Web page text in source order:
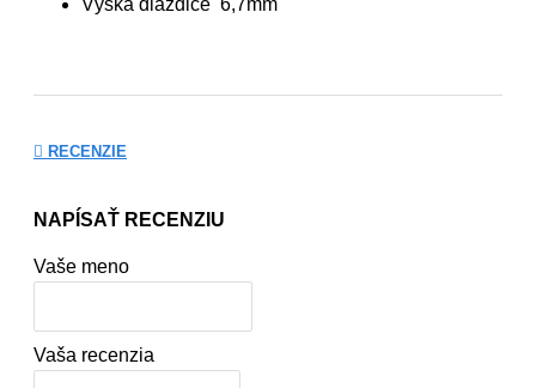
Výška dlaždice 6,7mm
RECENZIE
NAPÍSAŤ RECENZIU
Vaše meno
Vaša recenzia